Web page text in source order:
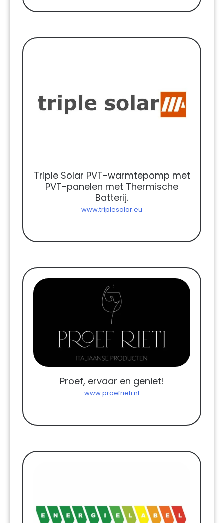
Triple Solar PVT-warmtepomp met
PVT-panelen met Thermische
Batterij.
www.triplesolar.eu
Proef, ervaar en geniet!
www.proefrieti.nl